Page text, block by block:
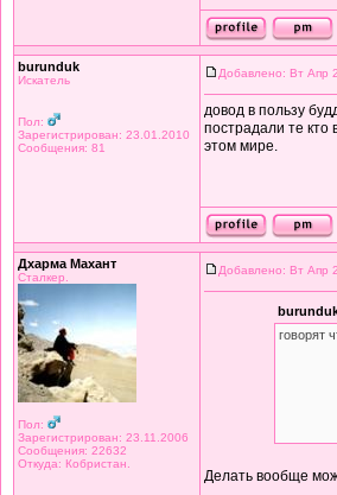
burunduk
Искатель
Пол:
Зарегистрирован: 23.01.2010
Сообщения: 81
Добавлено: Вт Апр
довод в пользу
пострадали те
этом мире.
Дхарма Махант
Сталкер.
Пол:
Зарегистрирован: 23.11.2006
Сообщения: 22632
Откуда: Кобристан.
Добавлено: Вт Апр
говорят
Делать вообще